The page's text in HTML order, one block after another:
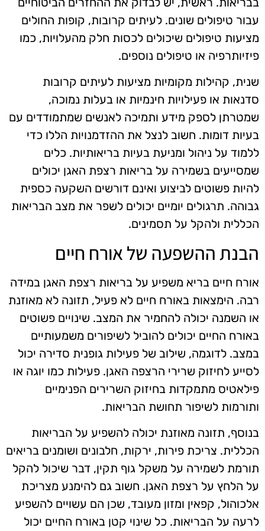
עבור טיפולים שונים. לעיתים קרובות, קופות החולים
מציעות טיפולים שיכולים לכסות חלק מהעלויות, כמו
פיזיותרפיה או טיפולים נוספים.
שנית, קהילות מקומיות מציעות לעיתים קרובות
סדנאות או פעילויות חינמיות או בעלות נמוכה,
שמטרתן לספק מידע ותמיכה לאנשים שמתמודדים עם
בעיות דומות. חשוב לנצל את ההזדמנויות הללו כדי
ללמוד על ניהול ומניעת בעיות בריאותיות. כלים
שמסייעים בשמירה על בריאות רצפת האגן יכולים
להיות פשוטים לביצוע ואינם דורשים השקעה כספית
גבוהה. תרגולים יומיים יכולים לשפר את מצב הבריאות
הכללית ולהקל על תסמינים.
הבנת ההשפעה של אורח חיים
אורח חיים בריא משפיע על בריאות רצפת האגן במידה
רבה. הימצאות באורח חיים לא פעיל, תזונה לא מאוזנת
או השמנה יכולה להחמיר את המצב. שינויים פשוטים
באורח החיים יכולים להוביל לשיפורים משמעותיים
במצב. לדוגמה, שילוב של פעילות גופנית סדירה יכול
לסייע לחיזוק שרירי הרצפה האגן. פעילות כמו יוגה או
פילאטיס מתמקדות בחיזוק השרירים הפנימיים
ותורמות לשיפור תחושת הבריאות.
בנוסף, תזונה מאוזנת יכולה להשפיע על הבריאות
הכללית. צריכת פירות, ירקות, חלבונים ושומנים בריאים
תורמת לשמירה על משקל גוף תקין, דבר שיכול להקל
על הלחץ על רצפת האגן. חשוב גם להימנע מצריכת
אלכוהול, קפאין ומזון מעובד, שכן הם עשויים להשפיע
לרעה על הבריאות. כל שינוי קטן באורח החיים יכול